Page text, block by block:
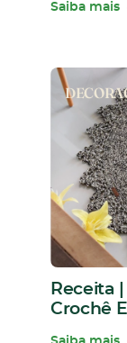
Saiba mais
Receita
Crochê